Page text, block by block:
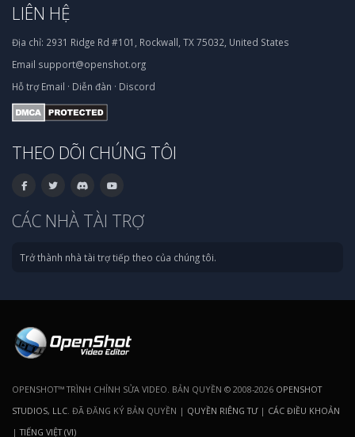
LIÊN HỆ
Địa chỉ: 2931 Ridge Rd #101, Rockwall, TX 75032, United States
Email support@openshot.org
Hỗ trợ Email · Diễn đàn · Discord
THEO DÕI CHÚNG TÔI
CÁC NHÀ TÀI TRỢ
Trở thành nhà tài trợ tiếp theo của chúng tôi.
OPENSHOT™ TRÌNH CHỈNH SỬA VIDEO. BẢN QUYỀN © 2008-2026 OPENSHOT
STUDIOS, LLC . ĐÃ ĐĂNG KÝ BẢN QUYỀN | QUYỀN RIÊNG TƯ| CÁC ĐIỀU KHOẢN
|TIẾNG VIỆT (VI)